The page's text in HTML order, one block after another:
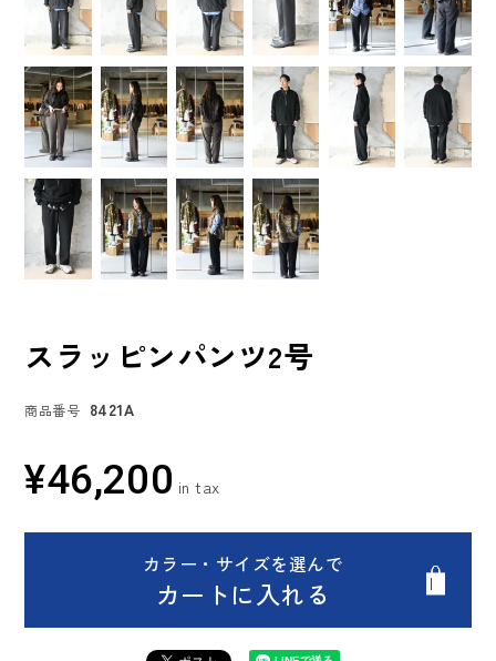
スラッピンパンツ2号
商品番号 8421A
¥46,200
カラー・サイズを選んで
カートに入れる